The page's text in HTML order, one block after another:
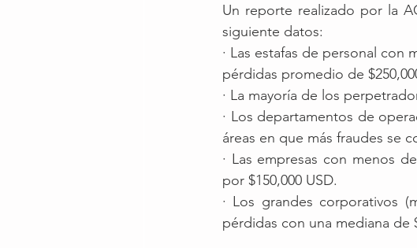
Un reporte realizado por la
siguiente datos:
· Las estafas de personal con
pérdidas promedio de
· La mayoría de los
· Los departamentos de
áreas en que más fraudes se
· Las empresas con menos
por $150,000 USD.
· Los grandes corporativos
pérdidas con una mediana de